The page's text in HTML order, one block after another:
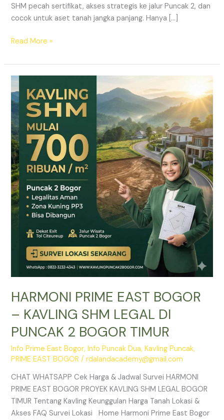
SHM pecah sertifikat, akses strategis ke jalur Puncak 2, dan
cocok untuk aset tanah jangka panjang. Hanya […]
Read More »
HARMONI PRIME EAST BOGOR
– KAVLING SHM LEGAL DI
PUNCAK 2 BOGOR TIMUR
Info Prime East Bogor,Info Puncak Dua,Kavling Puncak,
PRIME EAST BOGOR /rdalandacademy@gmail.com
CHAT WHATSAPP Cek Harga & Jadwal Survei HARMONI
PRIME EAST BOGOR PROYEK KAVLING SHM LEGAL BOGOR
TIMUR Tentang Kavling Keunggulan Harga Tanah Lokasi &
Akses FAQ Survei Lokasi Home Harmoni Prime East Bogor
HARMONI
PRIME
EAST
BOGOR
–
KAVLING
SHM
LEGAL
DI
PUNCAK
2
BOGOR